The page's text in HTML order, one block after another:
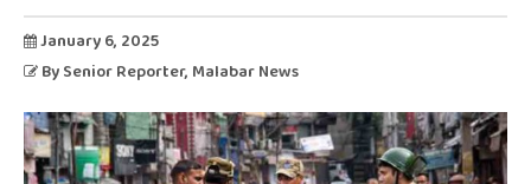
January 6, 2025
By Senior Reporter, Malabar News